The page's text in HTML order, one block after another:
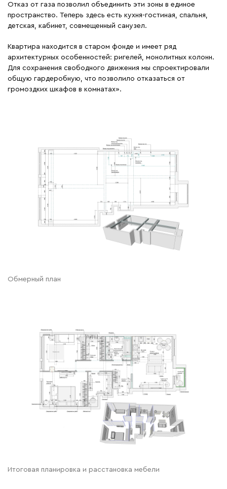
Отказ от газа позволил объединить эти зоны в единое
пространство. Теперь здесь есть кухня-гостиная, спальня,
детская, кабинет, совмещенный санузел.
Квартира находится в старом фонде и имеет ряд
архитектурных особенностей: ригелей, монолитных колонн.
Для сохранения свободного движения мы спроектировали
общую гардеробную, что позволило отказаться от
громоздких шкафов в комнатах».
Обмерный план
Итоговая планировка и расстановка мебели